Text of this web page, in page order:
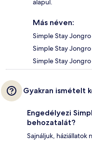
alapul.
Más néven:
Simple Stay
Simple Stay
Simple Stay
Gyakran ismételt
Engedélyezi
behozatalát?
Sajnáljuk,